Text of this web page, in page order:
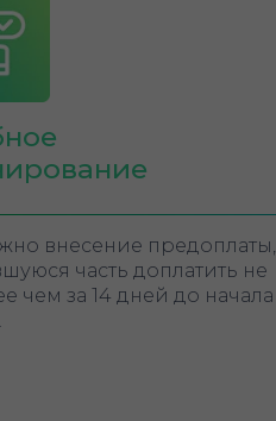
внесение предоплаты,
часть доплатить не
чем за 14 дней до начала